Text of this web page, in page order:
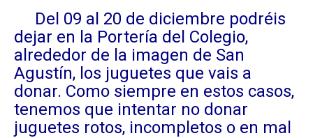
Del 09 al 20 de diciembre podréis
dejar en la Portería del Colegio,
alrededor de la imagen de San
Agustín, los juguetes que vais a
donar. Como siempre en estos casos,
tenemos que intentar no donar
juguetes rotos, incompletos o en mal